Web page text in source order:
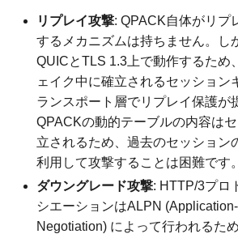
リプレイ攻撃: QPACK自体がリプ
するメカニズムは持ちません。し
QUICとTLS 1.3上で動作するため
ェイク中に確立されるセッション
ランスポート層でリプレイ保護が
QPACKの動的テーブルの内容は
立されるため、過去のセッション
利用して攻撃することは困難です。
ダウングレード攻撃: HTTP/3プロ
シエーションはALPN
Negotiation) によって行われるた